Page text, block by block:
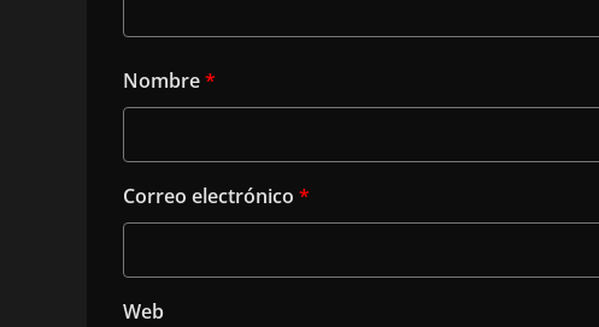
Nombre*
Correo electrónico *
Web